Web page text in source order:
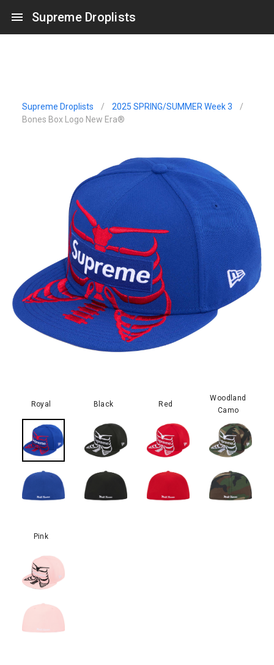
Supreme Droplists
Supreme Droplists / 2025 SPRING/SUMMER Week 3
/
Bones Box Logo New Era®
Royal Black Red
Woodland
Camo
Pink